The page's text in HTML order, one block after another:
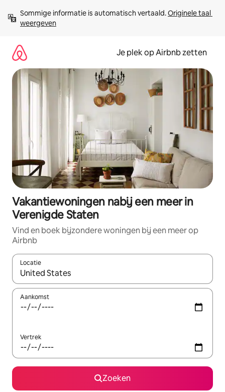
direct
naar
Sommige informatie is automatisch vertaald. Originele taal
weergeven
Je plek op Airbnb zetten
Vakantiewoningen nabij een meer in
Verenigde Staten
Vind en boek bijzondere woningen bij een meer op
Airbnb
Locatie
Wanneer er resultaten beschikbaar zijn, maak je een keuze
Aankomst
Vertrek
Zoeken